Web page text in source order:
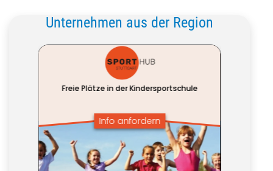
Unternehmen aus der Region